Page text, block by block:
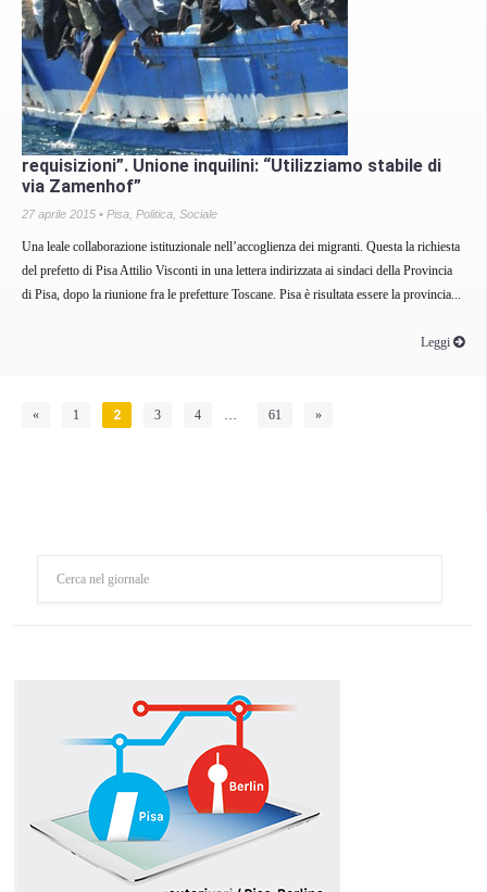
requisizioni”. Unione inquilini: “Utilizziamo stabile di
via Zamenhof”
27 aprile 2015 • Pisa Politica Sociale
Una leale collaborazione istituzionale nell’accoglienza dei migranti. Questa la richiesta
del prefetto di Pisa Attilio Visconti in una lettera indirizzata ai sindaci della Provincia
di Pisa, dopo la riunione fra le prefetture Toscane. Pisa è risultata essere la provincia...
Leggi
« 1 2 3 4 61 »